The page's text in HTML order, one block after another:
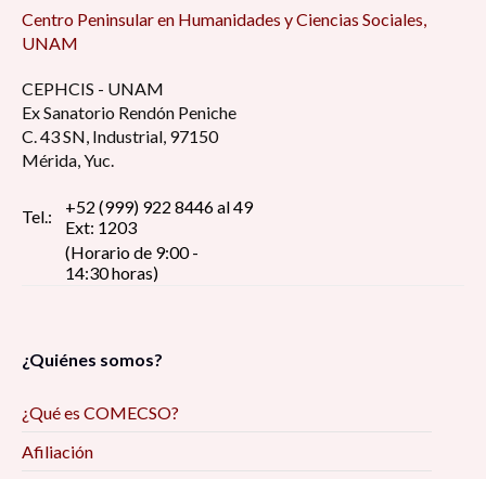
Centro Peninsular en Humanidades y Ciencias Sociales,
UNAM
CEPHCIS - UNAM
Ex Sanatorio Rendón Peniche
C. 43 SN, Industrial, 97150
Mérida, Yuc.
Tel.:
+52 (999) 922 8446 al 49
Ext: 1203
(Horario de 9:00 -
14:30 horas)
¿Quiénes somos?
¿Qué es COMECSO?
Afiliación